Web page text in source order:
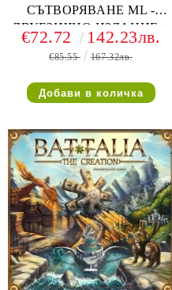
СЪТВОРЯВАНЕ ML -
ДВУЕЗИЧНО ИЗДАНИЕ +
8 ПАКЕТА ПРОТЕКТОРИ
(UG SUPREME)
€72.72 142.23лв.
€85.55 167.32лв.